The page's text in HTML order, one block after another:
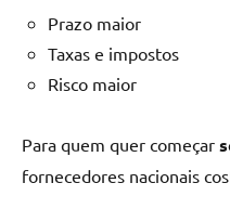
Prazo maior
Taxas e impostos
Risco maior
Para quem quer começar
fornecedores nacionais